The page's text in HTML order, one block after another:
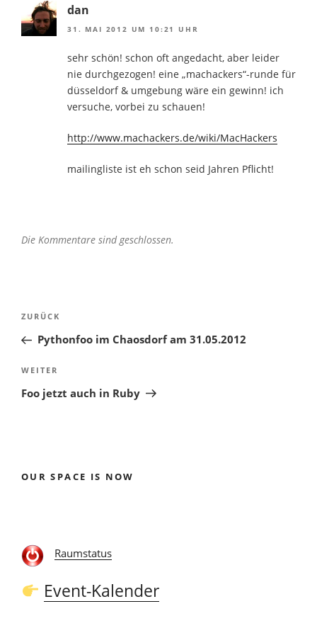
dan
31. MAI 2012 UM 10:21 UHR
sehr schön! schon oft angedacht, aber leider
nie durchgezogen! eine „machackers“-runde für
düsseldorf & umgebung wäre ein gewinn! ich
versuche, vorbei zu schauen!
http://www.machackers.de/wiki/MacHackers
mailingliste ist eh schon seid Jahren Pflicht!
Die Kommentare sind geschlossen.
Beitragsnavigation
Vorheriger
Beitrag
ZURÜCK
Pythonfoo im Chaosdorf am 31.05.2012
Nächster
Beitrag
WEITER
Foo jetzt auch in Ruby
OUR SPACE IS NOW
Raumstatus
Event-Kalender